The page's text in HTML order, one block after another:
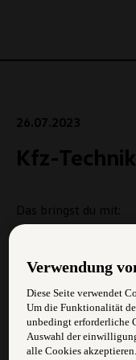
26.07.2023
Kfz-
Das bringst du mit:
Sauberkeit in
Pünktlichkeit
Teamfähigkeit
Verwendung
Diese Seite verwendet
Um die Funktionalität
unbedingt erforderliche
Auswahl der
alle Cookies